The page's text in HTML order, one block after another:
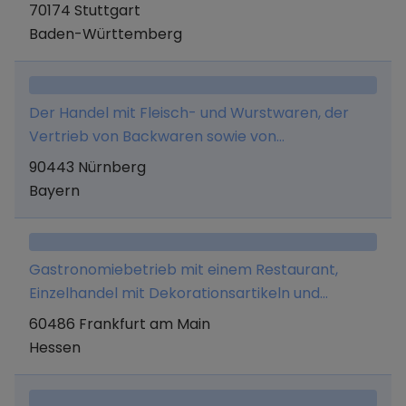
Cateringstände, Presse- und Mediaplanung,
Zusammenhang mit dem Unternehmenszweck
stehen. Des Weiteren den Vertrieb von
Merchandise und Beratungsdienstleistungen
rund um das Thema finanzielle Bildung.
70174 Stuttgart
Baden-Württemberg
Der Handel mit Fleisch- und Wurstwaren, der
Vertrieb von Backwaren sowie von
Lebensmitteln in Einzelhandelsgeschäften.
90443 Nürnberg
Bayern
Gastronomiebetrieb mit einem Restaurant,
Einzelhandel mit Dekorationsartikeln und
Souvenirs, insbesondere Haushaltsprodukte
(Besteck, Geschirr, usw)
60486 Frankfurt am Main
Hessen